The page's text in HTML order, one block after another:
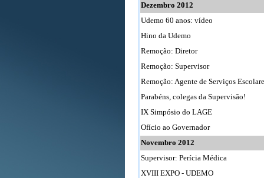
Dezembro 2012
Udemo 60 anos: vídeo
Hino da Udemo
Remoção: Diretor
Remoção: Supervisor
Remoção: Agente de Serviços
Parabéns, colegas da Supervisão!
IX Simpósio do LAGE
Ofício ao Governador
Novembro 2012
Supervisor: Perícia Médica
XVIII EXPO - UDEMO